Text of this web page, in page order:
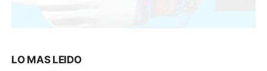
LO MAS LEIDO